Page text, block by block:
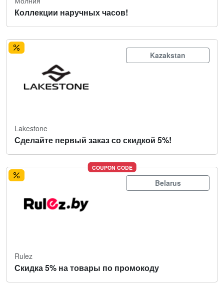
Коллекции наручных часов!
Kazakstan
Lakestone
Сделайте первый заказ со скидкой 5%!
COUPON CODE
Belarus
Rulez
Скидка 5% на товары по промокоду